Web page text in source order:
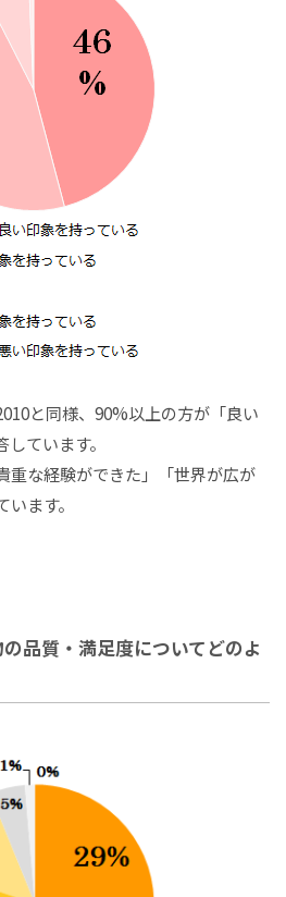
と同様、90%以上の方が「良い
ています。
重な経験ができた」「世界が広が
ます。
品質・満足度についてどのよ